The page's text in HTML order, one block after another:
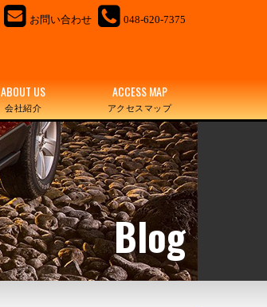
お問い合わせ 048-620-7375
ABOUT US
会社紹介
ACCESS MAP
アクセスマップ
Blog